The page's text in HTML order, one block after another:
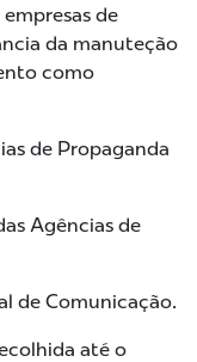
de
da manuteção
como
de Propaganda
Agências de
de Comunicação.
até o